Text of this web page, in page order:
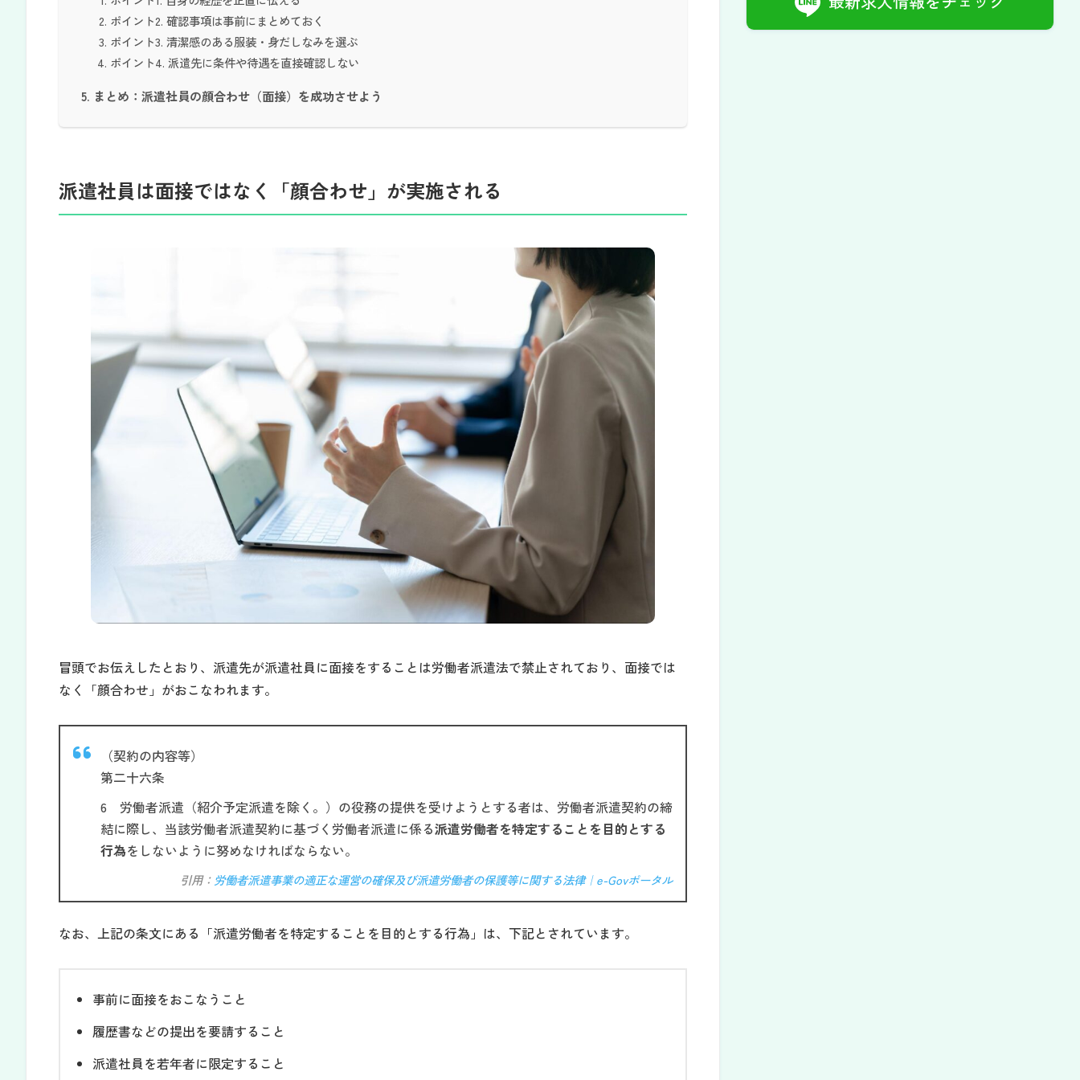
ポイント2. 確認事項は事前にまとめておく
ポイント3. 清潔感のある服装・身だしなみを選ぶ
ポイント4. 派遣先に条件や待遇を直接確認しない
まとめ：派遣社員の顔合わせ（面接）を成功させよう
派遣社員は面接ではなく「顔合わせ」が実施される
冒頭でお伝えしたとおり、派遣先が派遣社員に面接をすることは労働者派遣法で禁止されており、面接では
なく「顔合わせ」がおこなわれます。
（契約の内容等）
第二十六条
6 労働者派遣（紹介予定派遣を除く。）の役務の提供を受けようとする者は、労働者派遣契約の締
結に際し、当該労働者派遣契約に基づく労働者派遣に係る派遣労働者を特定することを目的とする
行為をしないように努めなければならない。
引用： 労働者派遣事業の適正な運営の確保及び派遣労働者の保護等に関する法律｜e-Govポータル
なお、上記の条文にある「派遣労働者を特定することを目的とする行為」は、下記とされています。
事前に面接をおこなうこと
履歴書などの提出を要請すること
派遣社員を若年者に限定すること